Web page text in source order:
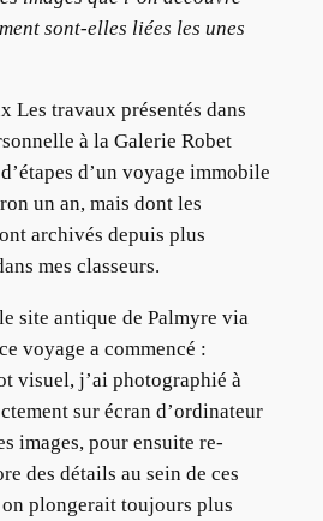
sont-elles liées les unes
Les travaux présentés dans
à la Galerie Robet
d’un voyage immobile
un an, mais dont les
archivés depuis plus
mes classeurs.
site antique de Palmyre via
voyage a commencé :
visuel, j’ai photographié à
sur écran d’ordinateur
images, pour ensuite re-
des détails au sein de ces
plongerait toujours plus